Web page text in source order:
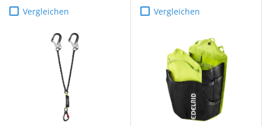
Vergleichen Vergleichen